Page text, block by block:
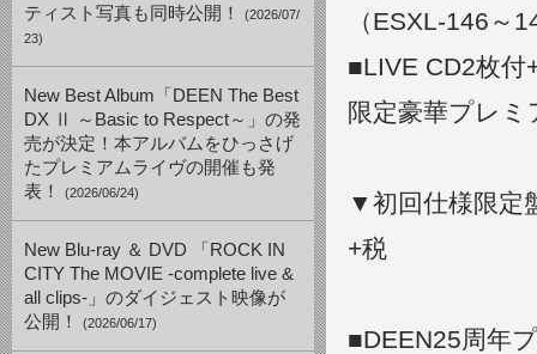
ティスト写真も同時公開！
(2026/07/
23)
New Best Album「DEEN The Best
DX Ⅱ ～Basic to Respect～」の発
売が決定！本アルバムをひっさげ
たプレミアムライヴの開催も発
表！
(2026/06/24)
New Blu-ray ＆ DVD 「ROCK IN
CITY The MOVIE -complete live &
all clips-」のダイジェスト映像が
公開！
(2026/06/17)
（ESXL-146～
■LIVE CD2枚
限定豪華プレミ
▼初回仕様限定
+税
■DEEN25周年